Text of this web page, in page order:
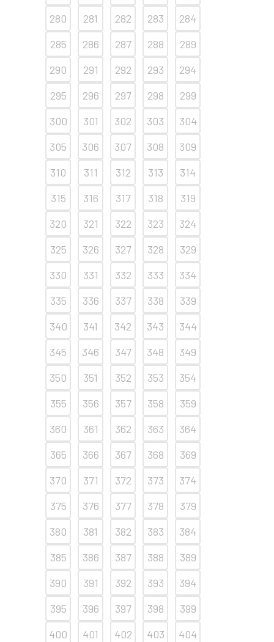
280
281 282 283
284
285
286 287 288
289
290
291 292 293
294
295
296 297 298
299
300
301 302 303
304
305
306 307 308
309
310
311 312 313
314
315
316 317 318
319
320
321 322 323
324
325
326 327 328
329
330
331 332 333
334
335
336 337 338
339
340
341 342 343
344
345
346 347 348
349
350
351 352 353
354
355
356 357 358
359
360
361 362 363
364
365
366 367 368
369
370
371 372 373
374
375
376 377 378
379
380
381 382 383
384
385
386 387 388
389
390
391 392 393
394
395
396 397 398
399
400
401 402 403 404